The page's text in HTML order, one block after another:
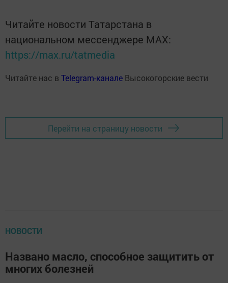
Читайте новости Татарстана в
национальном мессенджере MАХ:
https://max.ru/tatmedia
Читайте нас в Telegram-канале Высокогорские вести
Перейти на страницу новости
НОВОСТИ
Названо масло, способное защитить от
многих болезней